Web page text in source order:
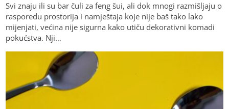
Svi znaju ili su bar čuli za feng šui, ali dok mnogi razmišljaju o
rasporedu prostorija i namještaja koje nije baš tako lako
mijenjati, većina nije sigurna kako utiču dekorativni komadi
pokućstva. Nji…